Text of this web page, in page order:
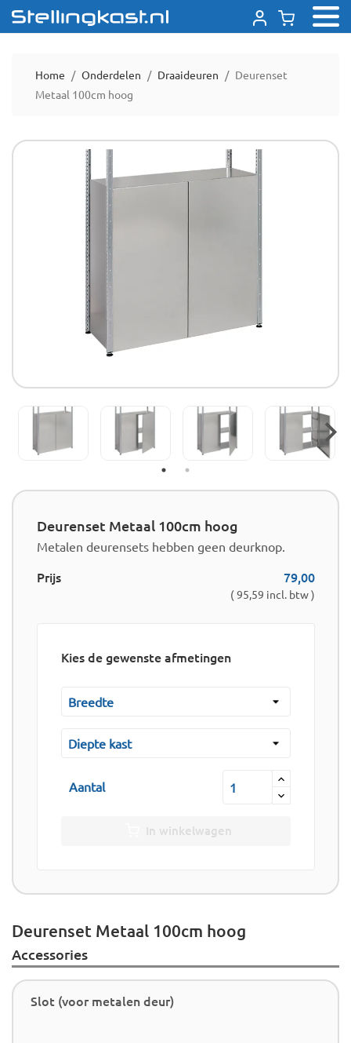
Home Onderdelen Draaideuren
Deurenset
Metaal 100cm hoog
Deurenset Metaal 100cm hoog
Metalen deurensets hebben geen deurknop.
Prijs 79,00
( 95,59 incl. btw )
Kies de gewenste afmetingen
Aantal
In winkelwagen
Deurenset Metaal 100cm hoog
Accessories
Slot (voor metalen deur)